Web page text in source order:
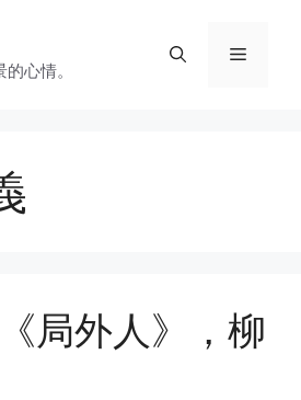
心情。
菜
局外人》，柳